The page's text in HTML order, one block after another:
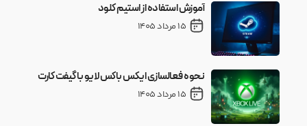
آموزش استفاده از استیم کلود
15 مرداد 1405
نحوه فعالسازی ایکس باکس لایو با گیفت کارت
15 مرداد 1405